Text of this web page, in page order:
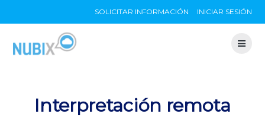
to
SOLICITAR INFORMACIÓN INICIAR SESIÓN
Interpretación remota